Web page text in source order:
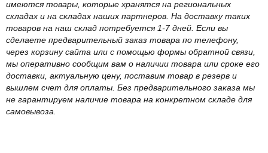
имеются товары, которые хранятся на региональных
складах и на складах наших партнеров. На доставку таких
товаров на наш склад потребуется 1-7 дней. Если вы
сделаете предварительный заказ товара по телефону,
через корзину сайта или с помощью формы обратной связи,
мы оперативно сообщим вам о наличии товара или сроке его
доставки, актуальную цену, поставим товар в резерв и
вышлем счет для оплаты. Без предварительного заказа мы
не гарантируем наличие товара на конкретном складе для
самовывоза.